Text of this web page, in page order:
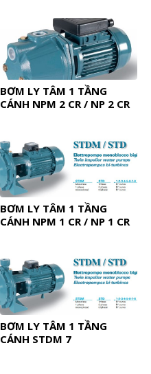
BƠM LY TÂM 1 TẦNG
CÁNH NPM 2 CR / NP 2 CR
BƠM LY TÂM 1 TẦNG
CÁNH NPM 1 CR / NP 1 CR
BƠM LY TÂM 1 TẦNG
CÁNH STDM 7